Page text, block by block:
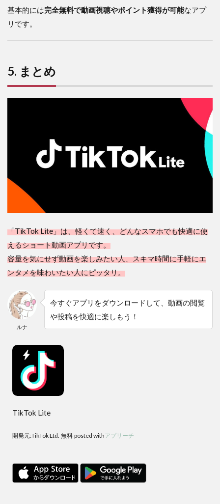
基本的には完全無料で動画視聴やポイント獲得が可能なアプ
リです。
5. まとめ
「TikTok Lite」は、軽くて速く、どんなスマホでも快適に使
えるショート動画アプリです。
容量を気にせず動画を楽しみたい人、スキマ時間に手軽にエ
ンタメを味わいたい人にピッタリ。
ルナ
今すぐアプリをダウンロードして、動画の閲覧
や投稿を快適に楽しもう！
TikTok Lite
開発元:TikTok Ltd. 無料 posted withアプリーチ